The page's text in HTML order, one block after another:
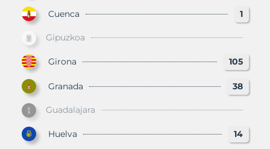
Cuenca 1
Gipuzkoa
Girona 105
Granada 38
Guadalajara
Huelva 14